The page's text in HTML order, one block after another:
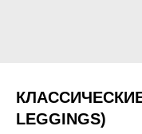
LEGGINGS)